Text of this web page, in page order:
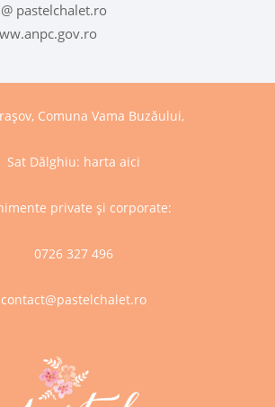
pastelchalet.ro
Comuna Vama Buzăului,
Sat Dălghiu: harta aici
private și corporate:
0726 327 496
contact@pastelchalet.ro